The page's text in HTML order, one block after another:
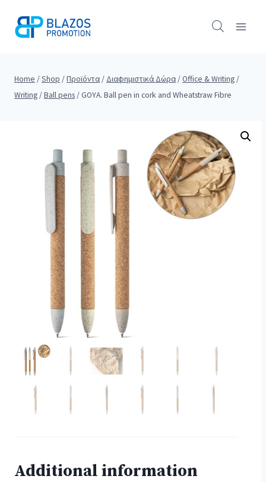
Home /Shop /Προϊόντα / Διαφημιστικά Δώρα /Office & Writing /
Writing /Ball pens /GOYA. Ball pen in cork and Wheatstraw Fibre
Additional information